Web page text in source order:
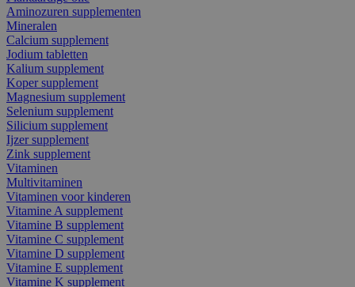
Aminozuren supplementen
Mineralen
Calcium supplement
Jodium tabletten
Kalium supplement
Koper supplement
Magnesium supplement
Selenium supplement
Silicium supplement
Ijzer supplement
Zink supplement
Vitaminen
Multivitaminen
Vitaminen voor kinderen
Vitamine A supplement
Vitamine B supplement
Vitamine C supplement
Vitamine D supplement
Vitamine E supplement
Vitamine K supplement